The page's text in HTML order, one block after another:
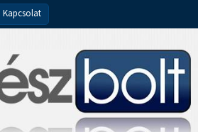
Kapcsolat